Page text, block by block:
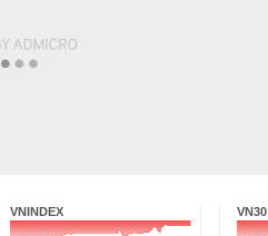
VNINDEX VN30